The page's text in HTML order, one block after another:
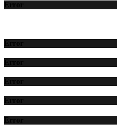
Error
Error
Error
Error
Error
Error